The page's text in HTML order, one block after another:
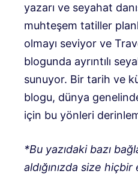
yazarı ve seyahat
muhteşem tatiller
olmayı seviyor ve
blogunda ayrıntılı
sunuyor. Bir tarih ve
blogu, dünya
için bu yönleri
*Bu yazıdaki bazı
aldığınızda size